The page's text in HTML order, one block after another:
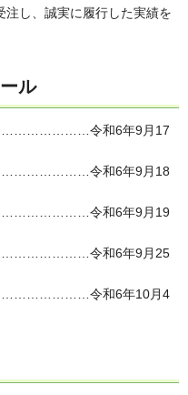
し、誠実に履行した実績を
ル
令和6年9月17
令和6年9月18
……………………令和6年9月19
令和6年9月25
令和6年10月4